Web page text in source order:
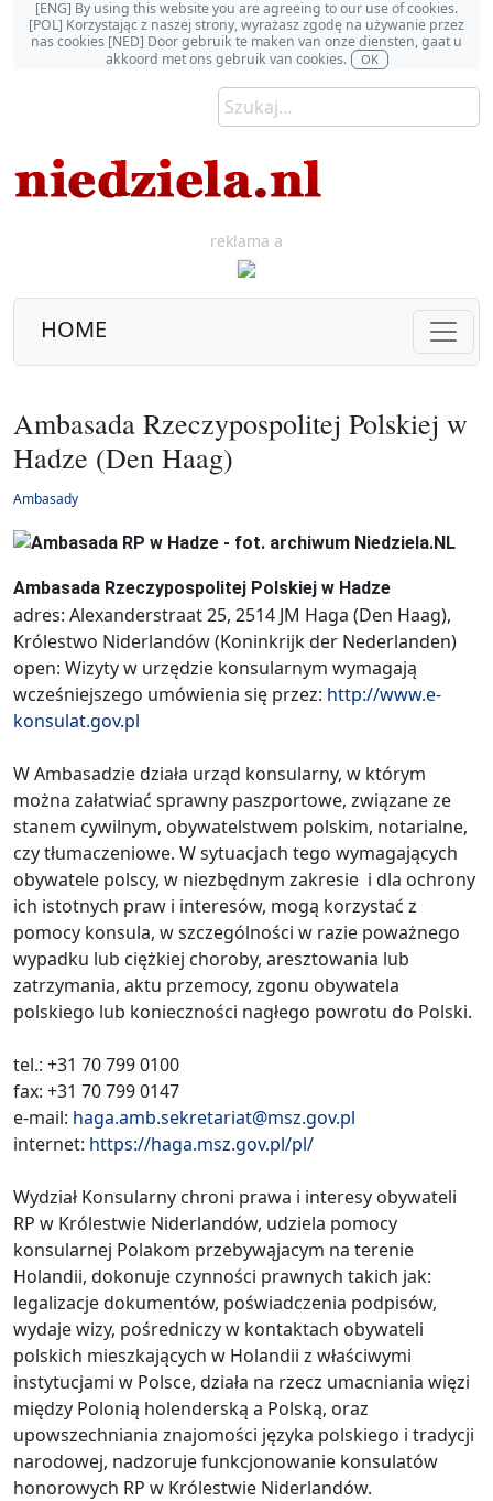
[ENG] By using this website you are agreeing to our use of cookies.
[POL] Korzystając z naszej strony, wyrażasz zgodę na używanie przez
nas cookies [NED] Door gebruik te maken van onze diensten, gaat u
akkoord met ons gebruik van cookies.
OK
reklama a
HOME
Ambasada Rzeczypospolitej Polskiej w
Hadze (Den Haag)
Ambasady
Ambasada Rzeczypospolitej Polskiej w Hadze
adres: Alexanderstraat 25, 2514 JM Haga (Den Haag),
Królestwo Niderlandów (Koninkrijk der Nederlanden)
open: Wizyty w urzędzie konsularnym wymagają
wcześniejszego umówienia się przez: http://www.e-
konsulat.gov.pl
W Ambasadzie działa urząd konsularny, w którym
można załatwiać sprawny paszportowe, związane ze
stanem cywilnym, obywatelstwem polskim, notarialne,
czy tłumaczeniowe. W sytuacjach tego wymagających
obywatele polscy, w niezbędnym zakresie i dla ochrony
ich istotnych praw i interesów, mogą korzystać z
pomocy konsula, w szczególności w razie poważnego
wypadku lub ciężkiej choroby, aresztowania lub
zatrzymania, aktu przemocy, zgonu obywatela
polskiego lub konieczności nagłego powrotu do Polski.
tel.: +31 70 799 0100
fax: +31 70 799 0147
e-mail: haga.amb.sekretariat@msz.gov.pl
internet: https://haga.msz.gov.pl/pl/
Wydział Konsularny chroni prawa i interesy obywateli
RP w Królestwie Niderlandów, udziela pomocy
konsularnej Polakom przebywąjacym na terenie
Holandii, dokonuje czynności prawnych takich jak:
legalizacje dokumentów, poświadczenia podpisów,
wydaje wizy, pośredniczy w kontaktach obywateli
polskich mieszkających w Holandii z właściwymi
instytucjami w Polsce, działa na rzecz umacniania więzi
między Polonią holenderską a Polską, oraz
upowszechniania znajomości języka polskiego i tradycji
narodowej, nadzoruje funkcjonowanie konsulatów
honorowych RP w Królestwie Niderlandów.